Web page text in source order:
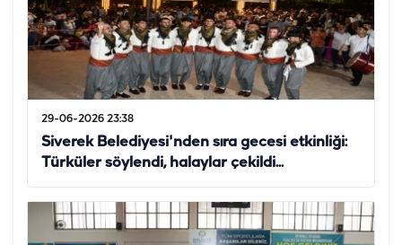
29-06-2026 23:38
Siverek Belediyesi'nden sıra gecesi etkinliği:
Türküler söylendi, halaylar çekildi...